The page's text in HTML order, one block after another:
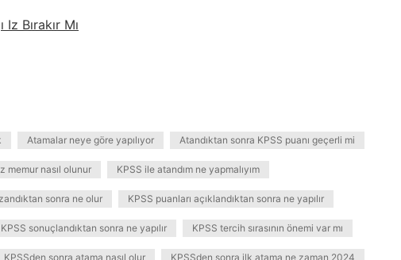
Iz Bırakır Mı
Atamalar neye göre yapılıyor Atandıktan sonra KPSS puanı geçerli mi
memur nasıl olunur KPSS ile atandım ne yapmalıyım
sonra ne olur KPSS puanları açıklandıktan sonra ne yapılır
KPSS sonuçlandıktan sonra ne yapılır KPSS tercih sırasının önemi var mı
KPSSden sonra atama nasıl olur KPSSden sonra ilk atama ne zaman 2024